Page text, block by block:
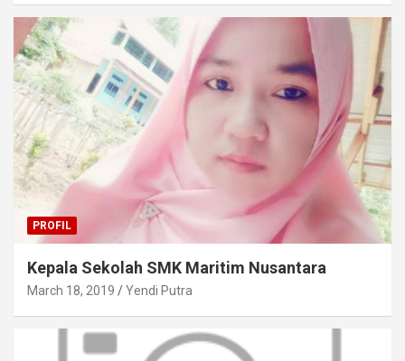
PROFIL
Kepala Sekolah SMK Maritim Nusantara
March 18, 2019 Yendi Putra